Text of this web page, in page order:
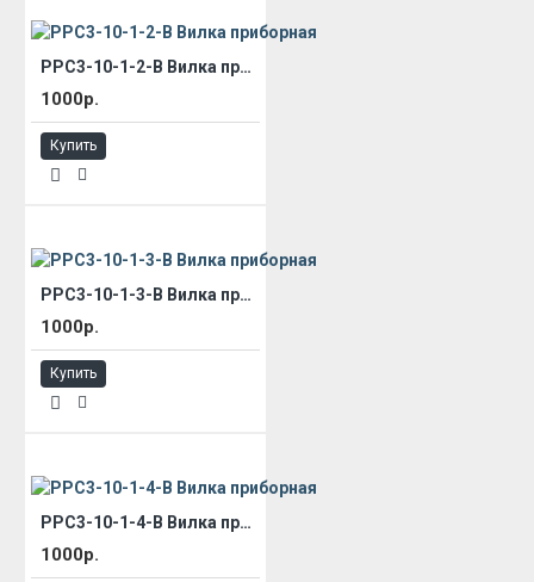
РРС3-10-1-2-В Вилка приборная
1000р.
Купить
РРС3-10-1-3-В Вилка приборная
1000р.
Купить
РРС3-10-1-4-В Вилка приборная
1000р.